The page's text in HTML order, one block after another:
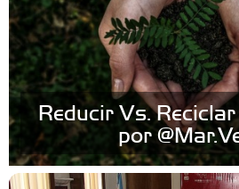
Reducir Vs.
por